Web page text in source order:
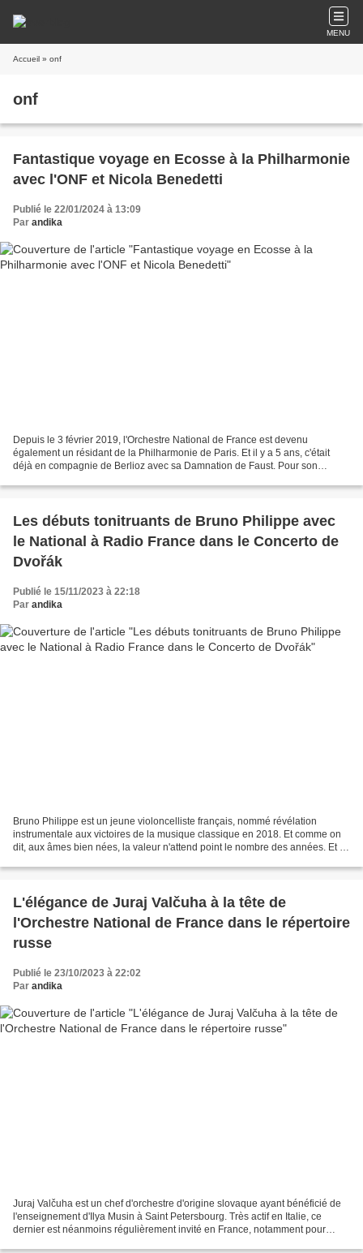
MENU
Accueil » onf
onf
Fantastique voyage en Ecosse à la Philharmonie
avec l'ONF et Nicola Benedetti
Publié le 22/01/2024 à 13:09
Par andika
Depuis le 3 février 2019, l'Orchestre National de France est devenu
également un résidant de la Philharmonie de Paris. Et il y a 5 ans, c'était
déjà en compagnie de Berlioz avec sa Damnation de Faust. Pour son
Les débuts tonitruants de Bruno Philippe avec
le National à Radio France dans le Concerto de
Dvořák
Publié le 15/11/2023 à 22:18
Par andika
Bruno Philippe est un jeune violoncelliste français, nommé révélation
instrumentale aux victoires de la musique classique en 2018. Et comme on
dit, aux âmes bien nées, la valeur n'attend point le nombre des années. Et le
L'élégance de Juraj Valčuha à la tête de
l'Orchestre National de France dans le répertoire
russe
Publié le 23/10/2023 à 22:02
Par andika
Juraj Valčuha est un chef d'orchestre d'origine slovaque ayant bénéficié de
l'enseignement d'Ilya Musin à Saint Petersbourg. Très actif en Italie, ce
dernier est néanmoins régulièrement invité en France, notamment pour